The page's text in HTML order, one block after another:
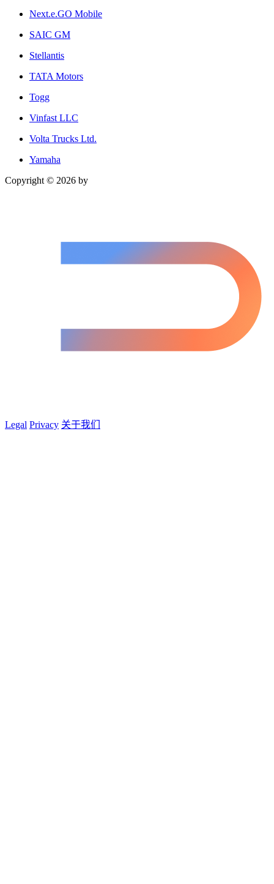
Next.e.GO Mobile
SAIC GM
Stellantis
TATA Motors
Togg
Vinfast LLC
Volta Trucks Ltd.
Yamaha
Copyright © 2026 by
Legal Privacy 关于我们